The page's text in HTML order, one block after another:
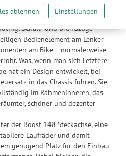
sowie Funktionalitäten
und stetig zu verbessern. Dabei
Drittanbieter und Werbepartner
erfolgt ausschließlich zum
Streaming-Inhalten und der
Analyse, Reichweitenmessungen,
nutzungsbasierter Werbung.
Funktionen, den Drittanbietern
Sie unter Einstellungen. Diese
Nutzung unserer Website nicht
wird. Sie können Ihre
lediglich für bestimmte
für die Zukunft widerrufen.
ablehnen Einstellungen
wirst dich fragen, wie du je ohne
Schalt- und Bremszüge
Bedienelement am Lenker
am Bike – normalerweise
Was, wenn man sich Letztere
hat ein Design entwickelt, bei
in das Chassis führen. Sie
im Rahmeninneren, das
schöner und dezenter
der Boost 148 Steckachse, eine
Laufräder und damit
genügend Platz für den Einbau